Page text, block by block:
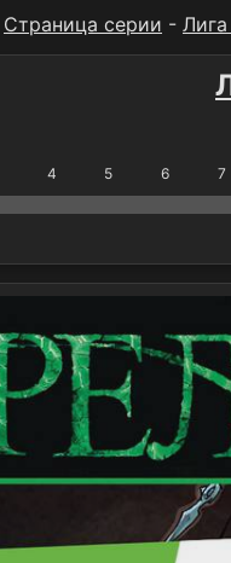
Страница серии -
4 5 6 7